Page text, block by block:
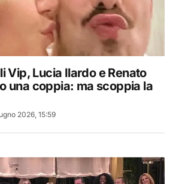
Vip, Lucia Ilardo e Renato
una coppia: ma scoppia la
2026, 15:59